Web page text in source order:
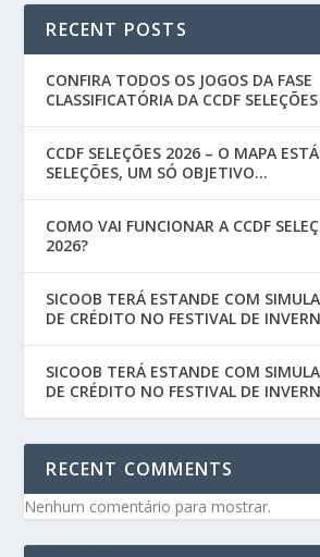
RECENT POSTS
CONFIRA TODOS OS JOGOS DA FASE
CLASSIFICATÓRIA DA CCDF
CCDF SELEÇÕES 2026 – O MAPA
SELEÇÕES, UM SÓ OBJETIVO…
COMO VAI FUNCIONAR A CCDF
2026?
SICOOB TERÁ ESTANDE COM
DE CRÉDITO NO FESTIVAL DE
SICOOB TERÁ ESTANDE COM
DE CRÉDITO NO FESTIVAL DE
RECENT COMMENTS
Nenhum comentário para mostrar.